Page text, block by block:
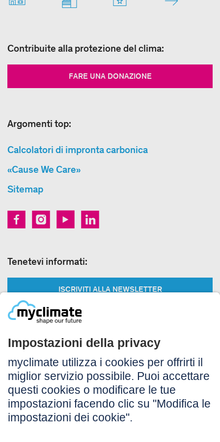
Contribuite alla protezione del clima:
FARE UNA DONAZIONE
Argomenti top:
Calcolatori di impronta carbonica
«Cause We Care»
Sitemap
Tenetevi informati:
ISCRIVITI ALLA NEWSLETTER
Legale:
Colophon
Avvertenza
CG
Protezione dei dati